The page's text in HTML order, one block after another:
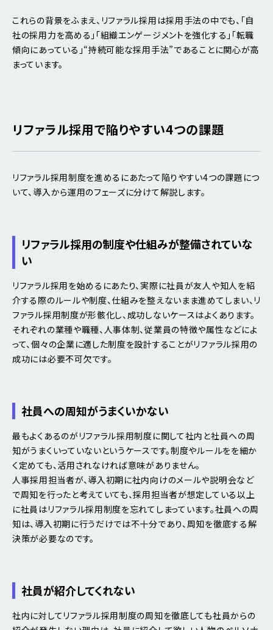
これらの背景をふまえ、リファラル採用は採用手法の中でも、「自
社の採用力を高める」「組織エンゲージメントを強化する」「転職
傾向にあっている」“持続可能な採用手法”であることに関心が高
まっています。
リファラル採用で陥りやすい4つの課題
リファラル採用制度を進めるにあたって陥りやすい4つの課題につ
いて、導入から運用のフェーズに分けて解説します。
リファラル採用の制度や仕組みが整備されていな
い
リファラル採用を始めるにあたり、実際に社員が友人や知人を紹
介する際のルールや制度、仕組みを整えないまま進めてしまい、リ
ファラル採用制度が形骸化し、成功しないケースはよくあります。
それぞれの業種や職種、人事体制、従業員の特徴や属性などによ
って、個々の企業に適した制度を設計することがリファラル採用の
成功には必要不可欠です。
社員への周知がうまくいかない
最もよくあるのがリファラル採用制度に関して社内と社員への周
知がうまくいっていないというケースです。制度やルールをを細か
く定めても、活用されなければ意味がありません。
人事採用担当者が、導入初期に社内向けのメールや説明会など
で周知を行ったと考えていても、採用担当者が想定している以上
に社員はリファラル採用制度を忘れてしまっています。社員への周
知は、導入初期に行うだけでは不十分であり、周知を徹底する解
決策が必要なのです。
社員が紹介してくれない
社内に対してリファラル採用制度の周知を徹底しても社員からの